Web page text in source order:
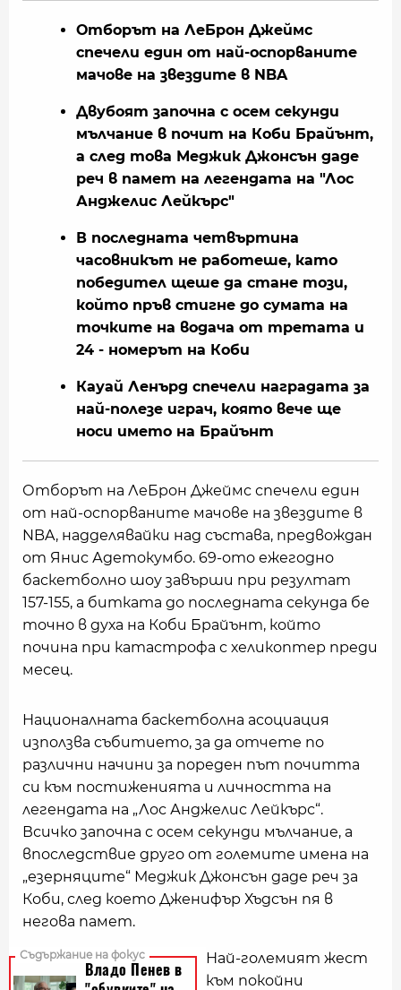
Отборът на ЛеБрон Джеймс
спечели един от най-оспорваните
мачове на звездите в NBA
Двубоят започна с осем секунди
мълчание в почит на Коби Брайънт,
а след това Меджик Джонсън даде
реч в памет на легендата на "Лос
Анджелис Лейкърс"
В последната четвъртина
часовникът не работеше, като
победител щеше да стане този,
който пръв стигне до сумата на
точките на водача от третата и
24 - номерът на Коби
Кауай Ленърд спечели наградата за
най-полезе играч, която вече ще
носи името на Брайънт
Отборът на ЛеБрон Джеймс спечели един
от най-оспорваните мачове на звездите в
NBA, надделявайки над състава, предвождан
от Янис Адетокумбо. 69-ото ежегодно
баскетболно шоу завърши при резултат
157-155, а битката до последната секунда бе
точно в духа на Коби Брайънт, който
почина при катастрофа с хеликоптер преди
месец.
Националната баскетболна асоциация
използва събитието, за да отчете по
различни начини за пореден път почитта
си към постиженията и личността на
легендата на „Лос Анджелис Лейкърс“.
Всичко започна с осем секунди мълчание, а
впоследствие друго от големите имена на
„езерняците“ Меджик Джонсън даде реч за
Коби, след което Дженифър Хъдсън пя в
негова памет.
Най-големият жест
към покойни